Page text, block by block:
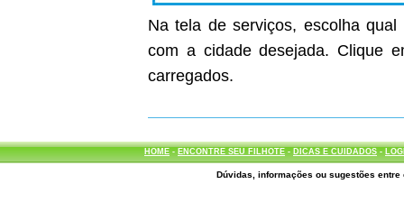
Na tela de serviços, escolha
com a cidade desejada. Clique
carregados.
HOME- ENCONTRE SEU FILHOTE- DICAS E CUIDADOS-
Dúvidas, informações ou sugestões